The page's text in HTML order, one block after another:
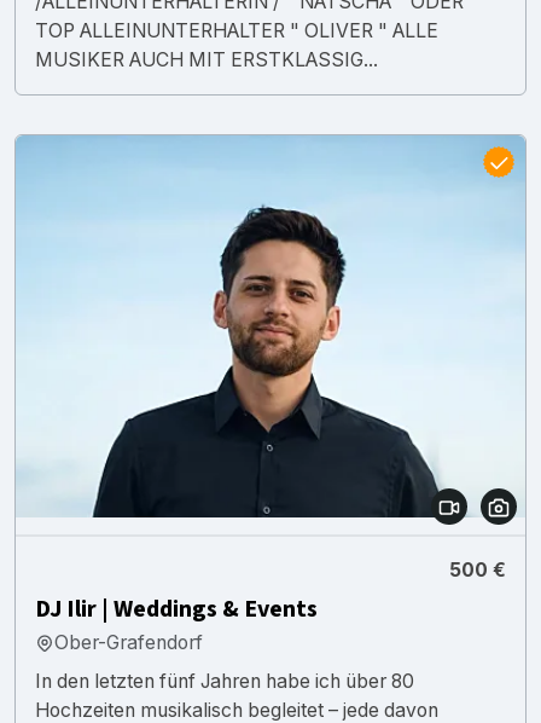
TOP ALLEINUNTERHALTER " OLIVER " ALLE
MUSIKER AUCH MIT ERSTKLASSIG...
500 €
DJ Ilir | Weddings & Events
Ober-Grafendorf
In den letzten fünf Jahren habe ich über 80
Hochzeiten musikalisch begleitet – jede davon